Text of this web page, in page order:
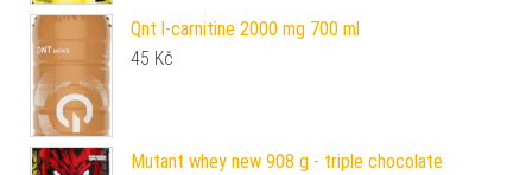
Qnt l-carnitine 2000 mg 700 ml
45 Kč
Mutant whey new 908 g - triple chocolate